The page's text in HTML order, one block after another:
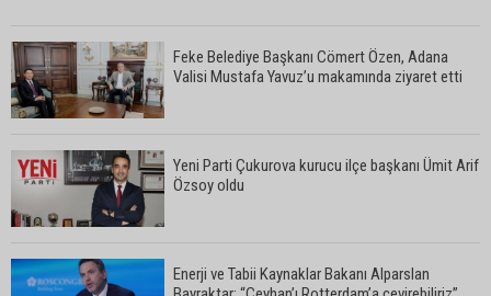
Feke Belediye Başkanı Cömert Özen, Adana
Valisi Mustafa Yavuz’u makamında ziyaret etti
Yeni Parti Çukurova kurucu ilçe başkanı Ümit Arif
Özsoy oldu
Enerji ve Tabii Kaynaklar Bakanı Alparslan